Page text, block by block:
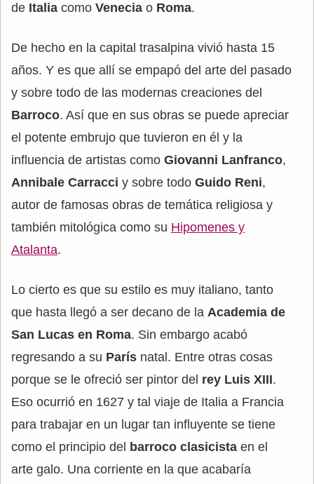
de Italia como Venecia o Roma.
De hecho en la capital trasalpina vivió hasta 15
años. Y es que allí se empapó del arte del pasado
y sobre todo de las modernas creaciones del
Barroco. Así que en sus obras se puede apreciar
el potente embrujo que tuvieron en él y la
influencia de artistas como Giovanni Lanfranco,
Annibale Carracci y sobre todo Guido Reni,
autor de famosas obras de temática religiosa y
también mitológica como su Hipomenes y
Atalanta.
Lo cierto es que su estilo es muy italiano, tanto
que hasta llegó a ser decano de la Academia de
San Lucas en Roma. Sin embargo acabó
regresando a su París natal. Entre otras cosas
porque se le ofreció ser pintor del rey Luis XIII.
Eso ocurrió en 1627 y tal viaje de Italia a Francia
para trabajar en un lugar tan influyente se tiene
como el principio del barroco clasicista en el
arte galo. Una corriente en la que acabaría